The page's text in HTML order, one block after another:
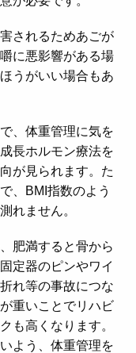
されるためあごが
に悪影響がある場
うがいい場合もあ
、体重管理に気を
長ホルモン療法を
が見られます。た
、BMI指数のよう
れません。
肥満すると骨から
定器のピンやワイ
れ等の事故につな
重いことでリハビ
も高くなります。
よう、体重管理を